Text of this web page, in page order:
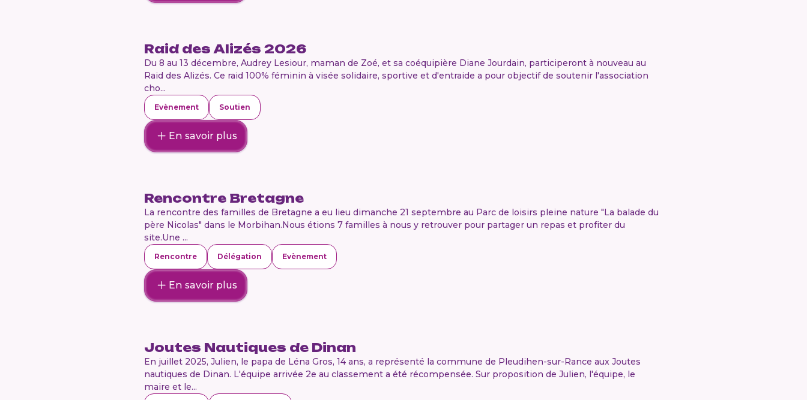
Raid des Alizés 2026
Du 8 au 13 décembre, Audrey Lesiour, maman de Zoé, et sa coéquipière Diane Jourdain, participeront à nouveau au
Raid des Alizés. Ce raid 100% féminin à visée solidaire, sportive et d'entraide a pour objectif de soutenir l'association
cho...
Evènement Soutien
En savoir plus
Rencontre Bretagne
La rencontre des familles de Bretagne a eu lieu dimanche 21 septembre au Parc de loisirs pleine nature "La balade du
père Nicolas" dans le Morbihan.Nous étions 7 familles à nous y retrouver pour partager un repas et profiter du
site.Une ...
Rencontre Délégation Evènement
En savoir plus
Joutes Nautiques de Dinan
En juillet 2025, Julien, le papa de Léna Gros, 14 ans, a représenté la commune de Pleudihen-sur-Rance aux Joutes
nautiques de Dinan. L'équipe arrivée 2e au classement a été récompensée. Sur proposition de Julien, l'équipe, le
maire et le...